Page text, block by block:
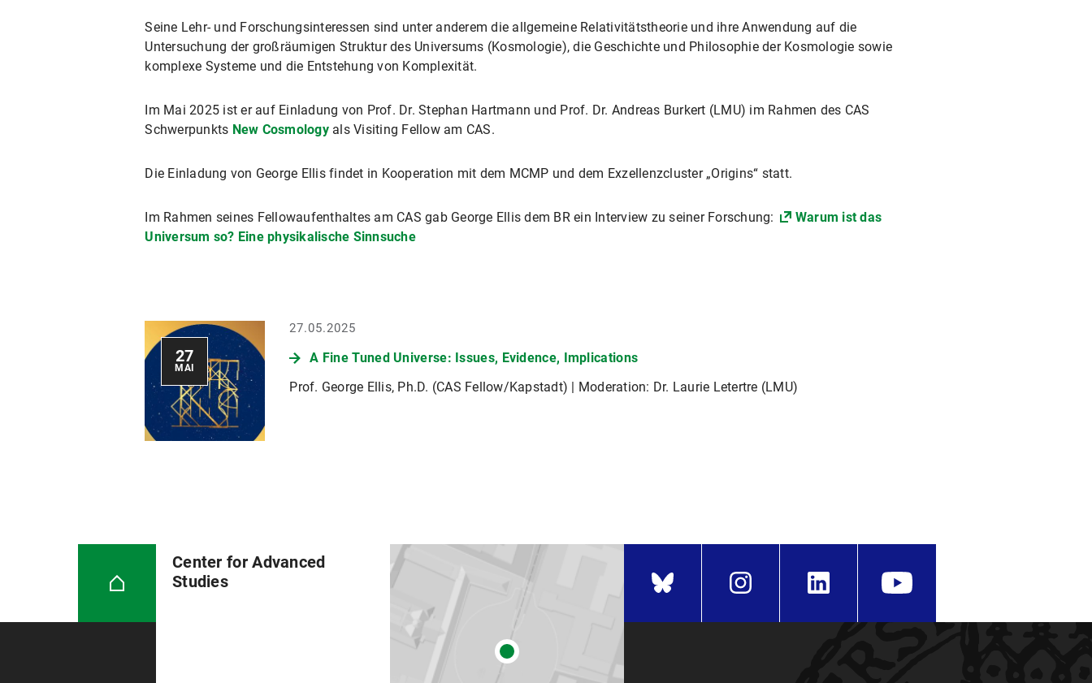
Seine Lehr- und Forschungsinteressen sind unter anderem die allgemeine Relativitätstheorie und ihre Anwendung auf die
Untersuchung der großräumigen Struktur des Universums (Kosmologie), die Geschichte und Philosophie der Kosmologie sowie
komplexe Systeme und die Entstehung von Komplexität.
Im Mai 2025 ist er auf Einladung von Prof. Dr. Stephan Hartmann und Prof. Dr. Andreas Burkert (LMU) im Rahmen des CAS
Schwerpunkts New Cosmologyals Visiting Fellow am CAS.
Die Einladung von George Ellis findet in Kooperation mit dem MCMP und dem Exzellenzcluster „Origins“ statt.
Im Rahmen seines Fellowaufenthaltes am CAS gab George Ellis dem BR ein Interview zu seiner Forschung:
Warum ist das
Universum so? Eine physikalische Sinnsuche
27
MAI
27.05.2025
A Fine Tuned Universe: Issues, Evidence, Implications
Prof. George Ellis, Ph.D. (CAS Fellow/Kapstadt) | Moderation: Dr. Laurie Letertre (LMU)
Center for Advanced
Studies